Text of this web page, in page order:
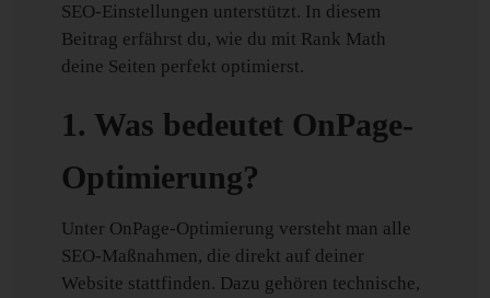
SEO-Einstellungen unterstützt. In diesem
Beitrag erfährst du, wie du mit Rank Math
deine Seiten perfekt optimierst.
1. Was bedeutet OnPage-
Optimierung?
Unter OnPage-Optimierung versteht man alle
SEO-Maßnahmen, die direkt auf deiner
Website stattfinden. Dazu gehören technische,